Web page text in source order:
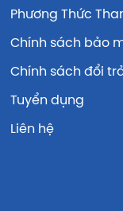
Phương Thức
Chính sách bảo
Chính sách đổi
Tuyển dụng
Liên hệ